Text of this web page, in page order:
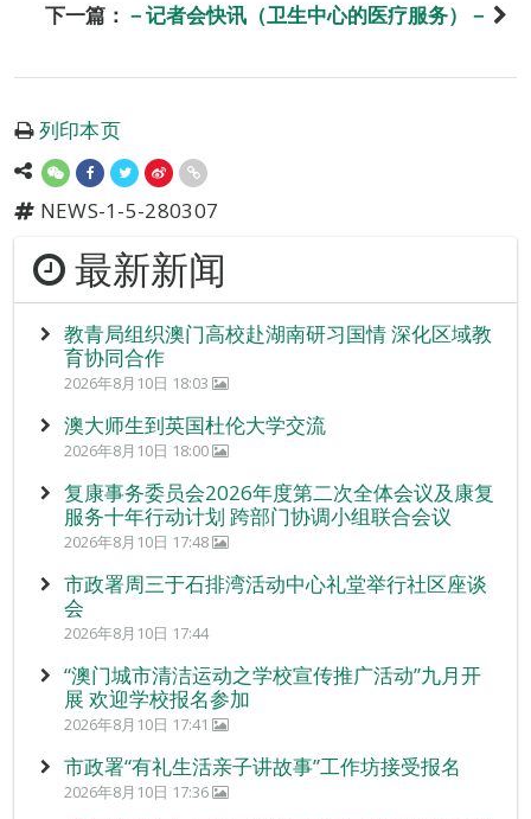
下一篇： －记者会快讯（卫生中心的医疗服务）－
列印本页
NEWS-1-5-280307
最新新闻
教青局组织澳门高校赴湖南研习国情 深化区域教
育协同合作
2026年8月10日 18:03
澳大师生到英国杜伦大学交流
2026年8月10日 18:00
复康事务委员会2026年度第二次全体会议及康复
服务十年行动计划 跨部门协调小组联合会议
2026年8月10日 17:48
市政署周三于石排湾活动中心礼堂举行社区座谈
会
2026年8月10日 17:44
“澳门城市清洁运动之学校宣传推广活动”九月开
展 欢迎学校报名参加
2026年8月10日 17:41
市政署“有礼生活亲子讲故事”工作坊接受报名
2026年8月10日 17:36